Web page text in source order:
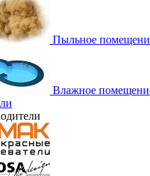
Пыльное
Влажное